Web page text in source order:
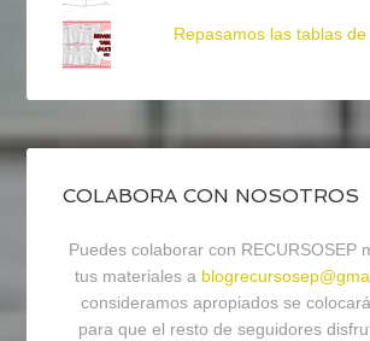
Repasamos las tablas
COLABORA CON NOSOTROS
Puedes colaborar con RECURSOSEP
tus materiales a
consideramos apropiados se
para que el resto de seguidores